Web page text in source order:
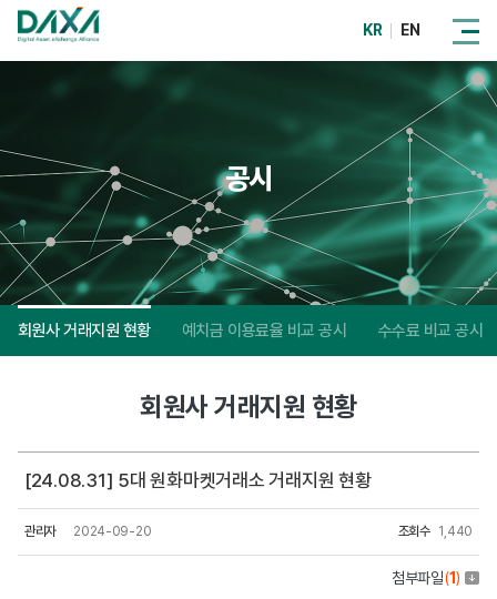
KR EN
공시
회원사 거래지원 현황 예치금 이용료율 비교 공시 수수료 비교 공시
회원사 거래지원 현황
[24.08.31] 5대 원화마켓거래소 거래지원 현황
관리자 2024-09-20 조회수 1,440
첨부파일(1)